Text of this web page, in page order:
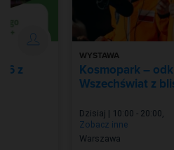
z
WYSTAWA
Kosmopark –
Wszechświat z
Dzisiaj | 10:00 - 20:00
Zobacz inne
Warszawa